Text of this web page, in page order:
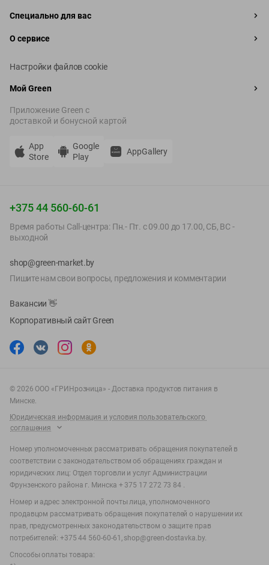
Специально для вас
О сервисе
Настройки файлов cookie
Мой Green
Приложение Green c
доставкой и бонусной картой
App
Store
Google
Play
AppGallery
+375 44 560-60-61
Время работы Call-центра: Пн.- Пт. с 09.00 до 17.00, СБ, ВС -
выходной
shop@green-market.by
Пишите нам свои вопросы, предложения и комментарии
Вакансии 👋
Корпоративный сайт Green
© 2026 ООО «ГРИНрозница» - Доставка продуктов питания в
Минске.
Юридическая информация и условия пользовательского
соглашения
Номер уполномоченных рассматривать обращения покупателей в
соответствии с законодательством об обращениях граждан и
юридических лиц: Отдел торговли и услуг Администрации
Фрунзенского района г. Минска + 375 17 272 73 84 .
Номер и адрес электронной почты лица, уполномоченного
продавцом рассматривать обращения покупателей о нарушении их
прав, предусмотренных законодательством о защите прав
потребителей: +375 44 560-60-61, shop@green-dostavka.by.
Способы оплаты товара: